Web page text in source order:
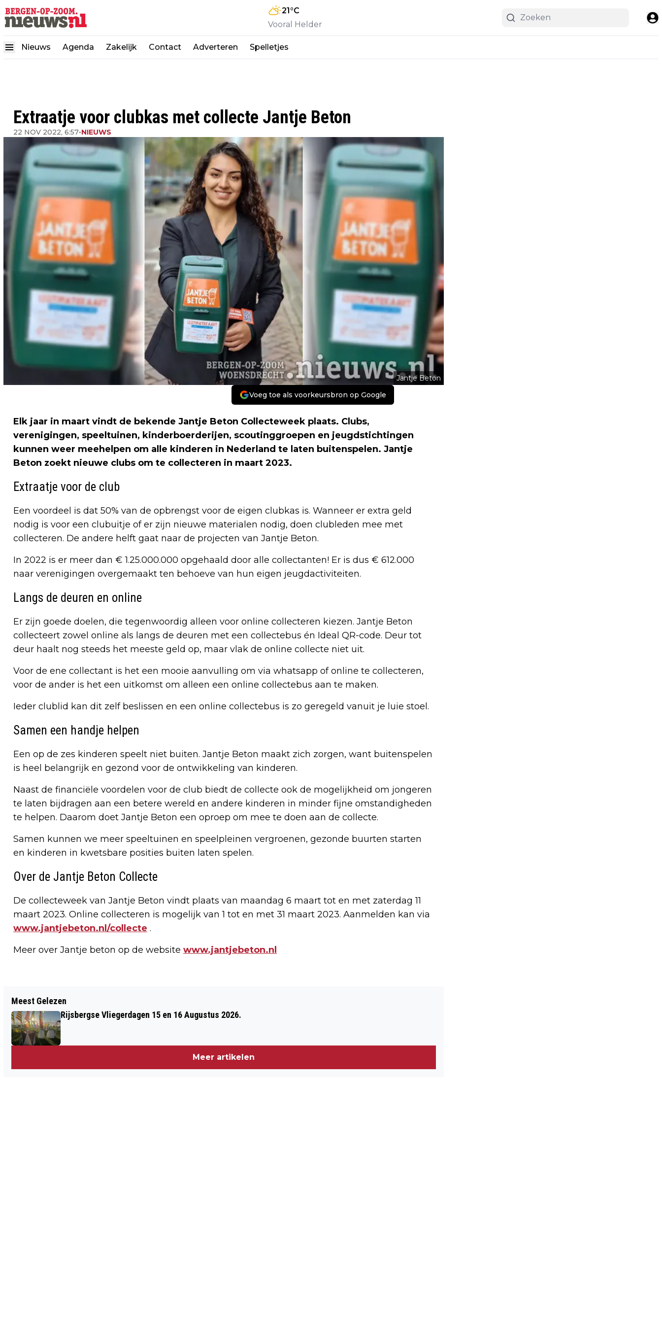
21°C
Vooral Helder
Nieuws Agenda Zakelijk Contact Adverteren Spelletjes
Extraatje voor clubkas met collecte Jantje Beton
22 NOV 2022, 6:57•NIEUWS
Jantje Beton
Voeg toe als voorkeursbron op Google
Elk jaar in maart vindt de bekende Jantje Beton Collecteweek plaats. Clubs,
verenigingen, speeltuinen, kinderboerderijen, scoutinggroepen en jeugdstichtingen
kunnen weer meehelpen om alle kinderen in Nederland te laten buitenspelen. Jantje
Beton zoekt nieuwe clubs om te collecteren in maart 2023.
Extraatje voor de club
Een voordeel is dat 50% van de opbrengst voor de eigen clubkas is. Wanneer er extra geld
nodig is voor een clubuitje of er zijn nieuwe materialen nodig, doen clubleden mee met
collecteren. De andere helft gaat naar de projecten van Jantje Beton.
In 2022 is er meer dan € 1.25.000.000 opgehaald door alle collectanten! Er is dus € 612.000
naar verenigingen overgemaakt ten behoeve van hun eigen jeugdactiviteiten.
Langs de deuren en online
Er zijn goede doelen, die tegenwoordig alleen voor online collecteren kiezen. Jantje Beton
collecteert zowel online als langs de deuren met een collectebus én Ideal QR-code. Deur tot
deur haalt nog steeds het meeste geld op, maar vlak de online collecte niet uit.
Voor de ene collectant is het een mooie aanvulling om via whatsapp of online te collecteren,
voor de ander is het een uitkomst om alleen een online collectebus aan te maken.
Ieder clublid kan dit zelf beslissen en een online collectebus is zo geregeld vanuit je luie stoel.
Samen een handje helpen
Een op de zes kinderen speelt niet buiten. Jantje Beton maakt zich zorgen, want buitenspelen
is heel belangrijk en gezond voor de ontwikkeling van kinderen.
Naast de financiële voordelen voor de club biedt de collecte ook de mogelijkheid om jongeren
te laten bijdragen aan een betere wereld en andere kinderen in minder fijne omstandigheden
te helpen. Daarom doet Jantje Beton een oproep om mee te doen aan de collecte.
Samen kunnen we meer speeltuinen en speelpleinen vergroenen, gezonde buurten starten
en kinderen in kwetsbare posities buiten laten spelen.
Over de Jantje Beton Collecte
De collecteweek van Jantje Beton vindt plaats van maandag 6 maart tot en met zaterdag 11
maart 2023. Online collecteren is mogelijk van 1 tot en met 31 maart 2023. Aanmelden kan via
www.jantjebeton.nl/collecte .
Meer over Jantje beton op de website www.jantjebeton.nl
HEB JIJ DE BERGSE BURGEMEESTERS-
ENQUÊTE AL INGEVULD?
GEMEENTELIJKE AANDACHT VOOR
Meest Gelezen
Rijsbergse Vliegerdagen 15 en 16 Augustus 2026.
Meer artikelen